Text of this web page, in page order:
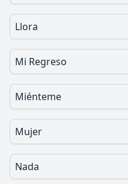
Llora
Mi Regreso
Miénteme
Mujer
Nada